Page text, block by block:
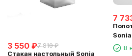
3 550 ₽7 810 ₽
Стакан настольный Sonia
7
В